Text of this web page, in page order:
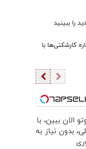
را ببینید
کارشکنی‌ها با
الان ببین، با
بدون نیاز به